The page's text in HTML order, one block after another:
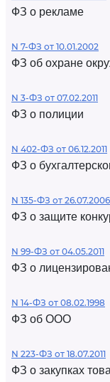
ФЗ о рекламе
N 7-ФЗ от 10.01.2002
ФЗ об охране
N 3-ФЗ от 07.02.2011
ФЗ о полиции
N 402-ФЗ от 06.12.2011
ФЗ о
N 135-ФЗ от 26.07.2006
ФЗ о защите
N 99-ФЗ от 04.05.2011
ФЗ о
N 14-ФЗ от 08.02.1998
ФЗ об ООО
N 223-ФЗ от 18.07.2011
ФЗ о закупках